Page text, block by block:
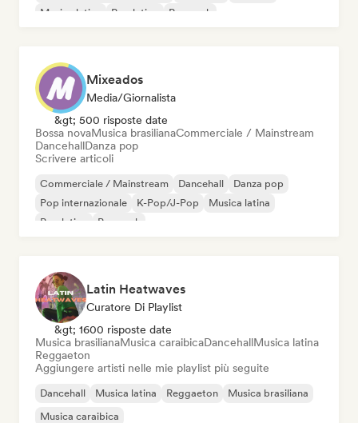
Musica latina
Pop latino Pop rock
Mixeados
Media/Giornalista
&gt; 500 risposte date
Bossa novaMusica brasilianaCommerciale / Mainstream
DancehallDanza pop
Scrivere articoli
Commerciale / Mainstream Dancehall
Danza pop
Pop internazionale
K-Pop/J-Pop
Musica latina
Pop latino
Pop rock
Latin Heatwaves
Curatore Di Playlist
&gt; 1600 risposte date
Musica brasilianaMusica caraibicaDancehallMusica latina
Reggaeton
Aggiungere artisti nelle mie playlist più seguite
Dancehall Musica latina Reggaeton
Musica brasiliana
Musica caraibica